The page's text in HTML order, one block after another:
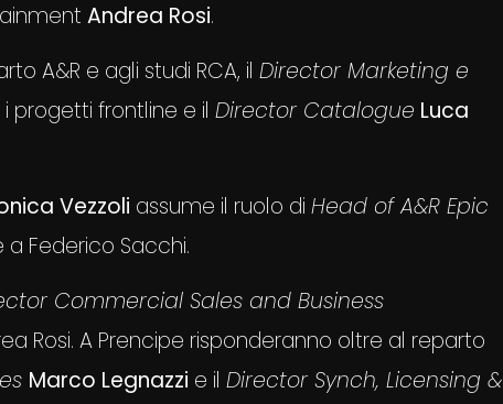
Andrea Rosi.
A&R e agli studi RCA, ilDirector Marketing e
progetti frontline e ilDirector Catalogue Luca
Vezzoli assume il ruolo diHead of A&R Epic
Federico Sacchi.
Commercial Sales and Business
Rosi. A Prencipe risponderanno oltre al reparto
Marco Legnazzi e ilDirector Synch, Licensing &